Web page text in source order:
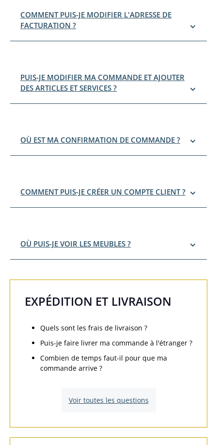
COMMENT PUIS-JE MODIFIER L'ADRESSE DE
FACTURATION ?
PUIS-JE MODIFIER MA COMMANDE ET AJOUTER
DES ARTICLES ET SERVICES ?
OÙ EST MA CONFIRMATION DE COMMANDE ?
COMMENT PUIS-JE CRÉER UN COMPTE CLIENT ?
OÙ PUIS-JE VOIR LES MEUBLES ?
EXPÉDITION ET LIVRAISON
Quels sont les frais de livraison ?
Puis-je faire livrer ma commande à l'étranger ?
Combien de temps faut-il pour que ma
commande arrive ?
Voir toutes les questions